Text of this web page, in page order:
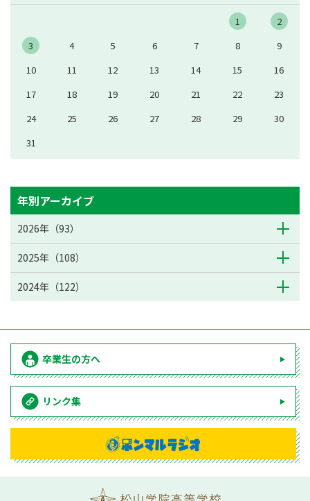
1
2
3
4 5 6 7 8
9
10
11 12 13 14 15
16
17
18 19 20 21 22
23
24
25 26 27 28 29
30
31
年別アーカイブ
2026年（93）
2025年（108）
2024年（122）
卒業生の方へ
リンク集